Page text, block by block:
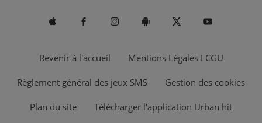
Revenir à l'accueil Mentions Légales I CGU
Règlement général des jeux SMS Gestion des cookies
Plan du site Télécharger l'application Urban hit